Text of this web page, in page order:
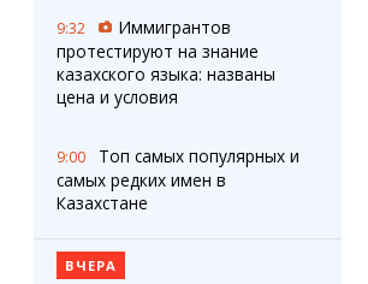
9:32
Иммигрантов
протестируют на знание
казахского языка: названы
цена и условия
9:00
Топ самых популярных и
самых редких имен в
Казахстане
ВЧЕРА